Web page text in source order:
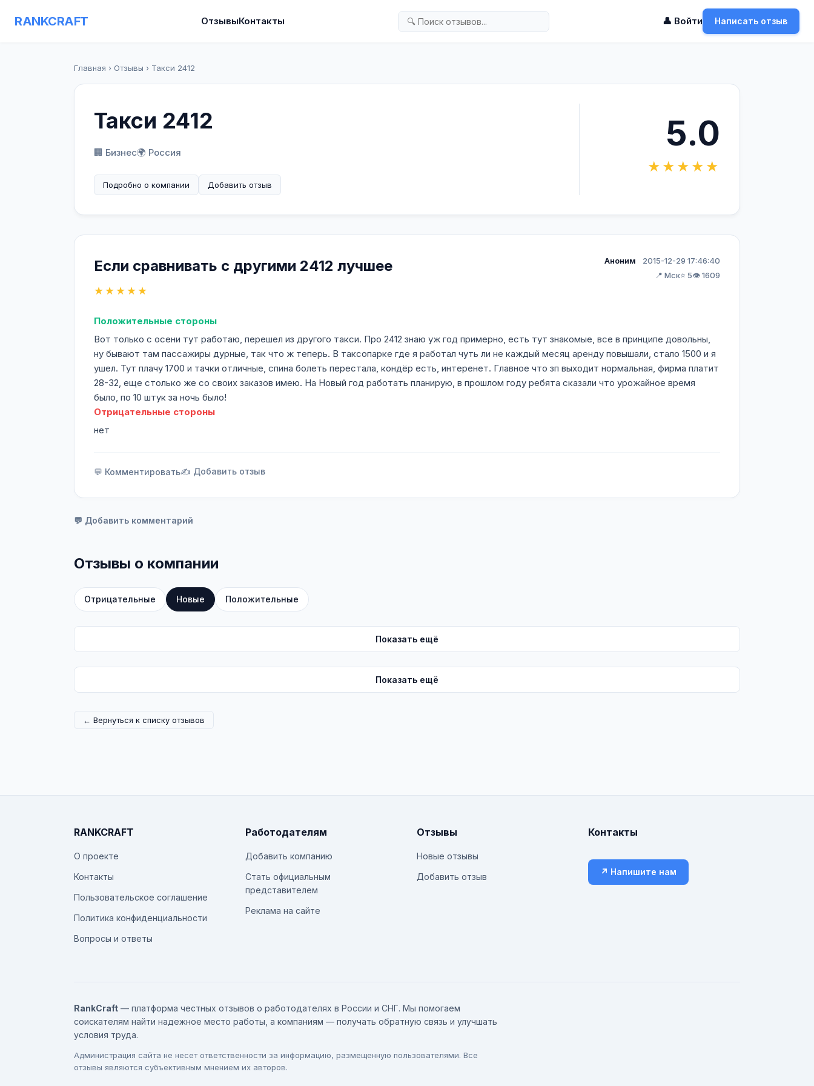
RANKCRAFT ОтзывыКонтакты 👤 Войти Написать отзыв
Главная › Отзывы › Такси 2412
Такси 2412
🏢 Бизнес🌍 Россия
Подробно о компании Добавить отзыв
5.0
★★★★★
Если сравнивать с другими 2412 лучшее
★★★★★
Аноним
2015-12-29 17:46:40
📍 Мск⭐ 5👁️ 1609
Положительные стороны
Вот только с осени тут работаю, перешел из другого такси. Про 2412 знаю уж год примерно, есть тут знакомые, все в принципе довольны,
ну бывают там пассажиры дурные, так что ж теперь. В таксопарке где я работал чуть ли не каждый месяц аренду повышали, стало 1500 и я
ушел. Тут плачу 1700 и тачки отличные, спина болеть перестала, кондёр есть, интеренет. Главное что зп выходит нормальная, фирма платит
28-32, еще столько же со своих заказов имею. На Новый год работать планирую, в прошлом году ребята сказали что урожайное время
было, по 10 штук за ночь было!
Отрицательные стороны
нет
💬 Комментировать✍️ Добавить отзыв
💬 Добавить комментарий
Отзывы о компании
Отрицательные Новые Положительные
Показать ещё
Показать ещё
← Вернуться к списку отзывов
RANKCRAFT
О проекте
Контакты
Пользовательское соглашение
Политика конфиденциальности
Вопросы и ответы
Работодателям
Добавить компанию
Стать официальным
представителем
Реклама на сайте
Отзывы
Новые отзывы
Добавить отзыв
Контакты
↗ Напишите нам
RankCraft — платформа честных отзывов о работодателях в России и СНГ. Мы помогаем
соискателям найти надежное место работы, а компаниям — получать обратную связь и улучшать
условия труда.
Администрация сайта не несет ответственности за информацию, размещенную пользователями. Все
отзывы являются субъективным мнением их авторов.